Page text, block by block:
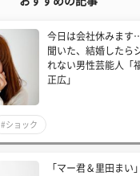
今日は会社休みま
聞いた、結婚したら
れない男性芸能人「
正広」
#ショック
「マー君＆里田まい